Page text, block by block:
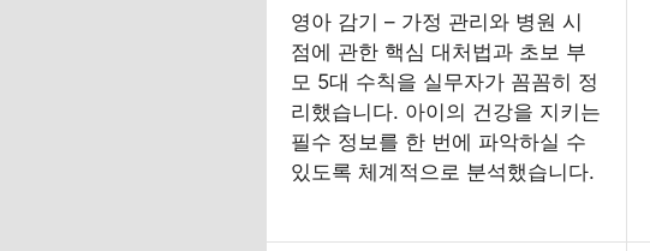
영아 감기 – 가정 관리와 병원 시
점에 관한 핵심 대처법과 초보 부
모 5대 수칙을 실무자가 꼼꼼히 정
리했습니다. 아이의 건강을 지키는
필수 정보를 한 번에 파악하실 수
있도록 체계적으로 분석했습니다.